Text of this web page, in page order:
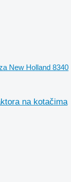
New Holland 8340
na kotačima